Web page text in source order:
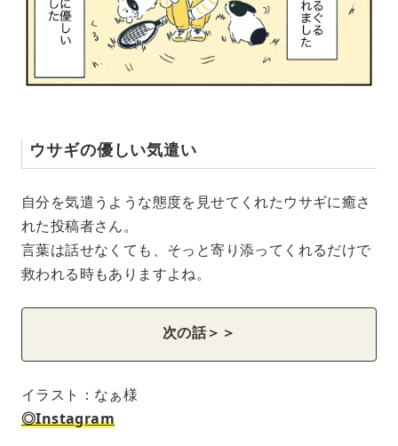
ウサギの優しい気遣い
自分を気遣うような態度を見せてくれたウサギに癒さ
れた投稿者さん。
言葉は話せなくても、そっと寄り添ってくれるだけで
救われる時もありますよね。
次の話＞＞
イラスト：なぁ様
◎Instagram